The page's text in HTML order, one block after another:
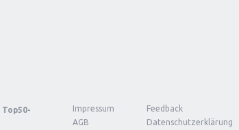
Top50-
Impressum
Feedback
AGB
Datenschutzerklärung